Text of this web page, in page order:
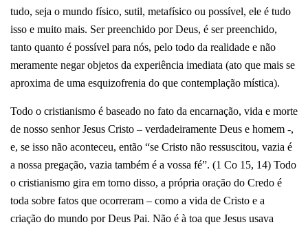
tudo, seja o mundo físico, sutil, metafísico ou possível, ele é tudo
isso e muito mais. Ser preenchido por Deus, é ser preenchido,
tanto quanto é possível para nós, pelo todo da realidade e não
meramente negar objetos da experiência imediata (ato que mais se
aproxima de uma esquizofrenia do que contemplação mística).
Todo o cristianismo é baseado no fato da encarnação, vida e morte
de nosso senhor Jesus Cristo – verdadeiramente Deus e homem -,
e, se isso não aconteceu, então “se Cristo não ressuscitou, vazia é
a nossa pregação, vazia também é a vossa fé”. (1 Co 15, 14) Todo
o cristianismo gira em torno disso, a própria oração do Credo é
toda sobre fatos que ocorreram – como a vida de Cristo e a
criação do mundo por Deus Pai. Não é à toa que Jesus usava